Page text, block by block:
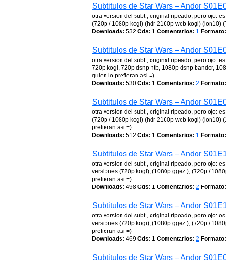
Subtitulos de Star Wars – Andor
otra version del subt , original ripeado, pero ojo:
(720p / 1080p kogi) (hdr 2160p web kogi) (ion10)
Downloads: 532 Cds: 1 Comentarios: 1 Formato:
Subtitulos de Star Wars – Andor
otra version del subt , original ripeado, pero ojo:
720p kogi, 720p dsnp ntb, 1080p dsnp bandor,
quien lo prefieran asi =)
Downloads: 530 Cds: 1 Comentarios: 2 Formato:
Subtitulos de Star Wars – Andor
otra version del subt , original ripeado, pero ojo:
(720p / 1080p kogi) (hdr 2160p web kogi) (ion10)
prefieran asi =)
Downloads: 512 Cds: 1 Comentarios: 1 Formato:
Subtitulos de Star Wars – Andor
otra version del subt , original ripeado, pero ojo:
versiones (720p kogi), (1080p ggez ), (720p /
prefieran asi =)
Downloads: 498 Cds: 1 Comentarios: 2 Formato:
Subtitulos de Star Wars – Andor
otra version del subt , original ripeado, pero ojo:
versiones (720p kogi), (1080p ggez ), (720p /
prefieran asi =)
Downloads: 469 Cds: 1 Comentarios: 2 Formato:
Subtitulos de Star Wars – Andor